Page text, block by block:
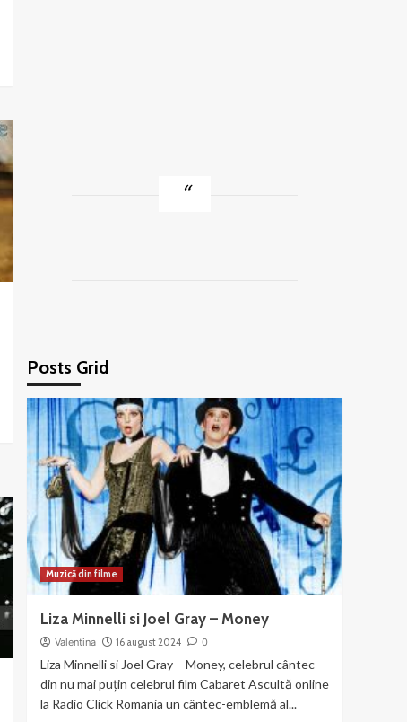
Posts Grid
Muzică din filme
Liza Minnelli si Joel Gray – Money
Valentina 16 august 2024 0
Liza Minnelli si Joel Gray – Money, celebrul cântec
din nu mai puțin celebrul film Cabaret Ascultă online
la Radio Click Romania un cântec-emblemă al...